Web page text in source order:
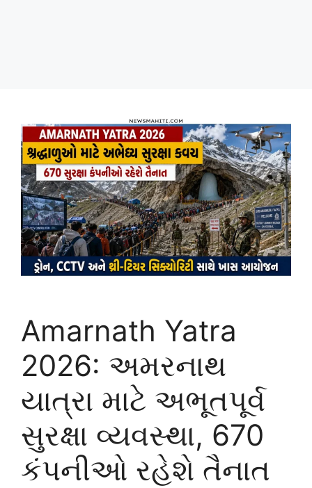
Amarnath Yatra
2026: અમરનાથ
યાત્રા માટે અભૂતપૂર્વ
સુરક્ષા વ્યવસ્થા, 670
કંપનીઓ રહેશે તૈનાત